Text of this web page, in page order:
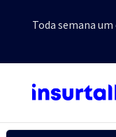
Toda semana